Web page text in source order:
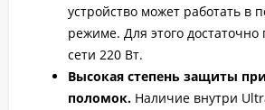
устройство может работать в
режиме. Для этого достаточно
сети 220 Вт.
Высокая степень защиты
поломок. Наличие внутри